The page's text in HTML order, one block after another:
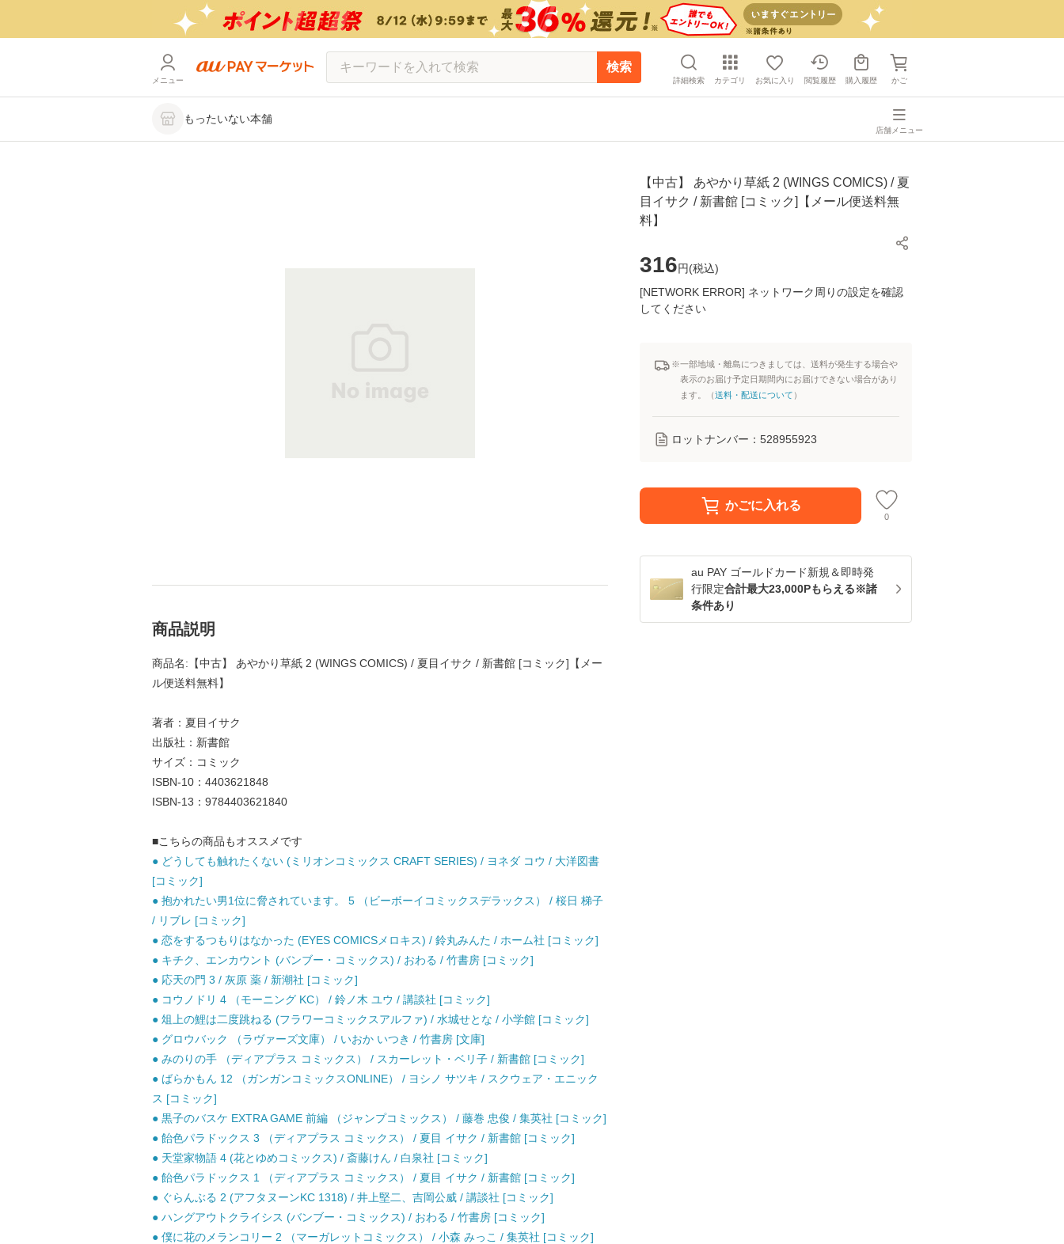
メニュー
検索
詳細検索 カテゴリ お気に入り 閲覧履歴 購入履歴 かご
もったいない本舗
店舗メニュー
【中古】 あやかり草紙 2 (WINGS COMICS) / 夏
目イサク / 新書館 [コミック]【メール便送料無
料】
316円(税込)
[NETWORK ERROR] ネットワーク周りの設定を確認
してください
※一部地域・離島につきましては、送料が発生する場合や
表示のお届け予定日期間内にお届けできない場合があり
ます。（送料・配送について ）
ロットナンバー： 528955923
かごに入れる
0
au PAY ゴールドカード新規＆即時発
行限定合計最大23,000Pもらえる※諸
条件あり
商品説明
商品名:【中古】 あやかり草紙 2 (WINGS COMICS) / 夏目イサク / 新書館 [コミック]【メー
ル便送料無料】
著者：夏目イサク
出版社：新書館
サイズ：コミック
ISBN-10：4403621848
ISBN-13：9784403621840
■こちらの商品もオススメです
● どうしても触れたくない (ミリオンコミックス CRAFT SERIES) / ヨネダ コウ / 大洋図書
[コミック]
● 抱かれたい男1位に脅されています。 5 （ビーボーイコミックスデラックス） / 桜日 梯子
/ リブレ [コミック]
● 恋をするつもりはなかった (EYES COMICSメロキス) / 鈴丸みんた / ホーム社 [コミック]
● キチク、エンカウント (バンブー・コミックス) / おわる / 竹書房 [コミック]
● 応天の門 3 / 灰原 薬 / 新潮社 [コミック]
● コウノドリ 4 （モーニング KC） / 鈴ノ木 ユウ / 講談社 [コミック]
● 俎上の鯉は二度跳ねる (フラワーコミックスアルファ) / 水城せとな / 小学館 [コミック]
● グロウバック （ラヴァーズ文庫） / いおか いつき / 竹書房 [文庫]
● みのりの手 （ディアプラス コミックス） / スカーレット・ベリ子 / 新書館 [コミック]
● ばらかもん 12 （ガンガンコミックスONLINE） / ヨシノ サツキ / スクウェア・エニック
ス [コミック]
● 黒子のバスケ EXTRA GAME 前編 （ジャンプコミックス） / 藤巻 忠俊 / 集英社 [コミック]
● 飴色パラドックス 3 （ディアプラス コミックス） / 夏目 イサク / 新書館 [コミック]
● 天堂家物語 4 (花とゆめコミックス) / 斎藤けん / 白泉社 [コミック]
● 飴色パラドックス 1 （ディアプラス コミックス） / 夏目 イサク / 新書館 [コミック]
● ぐらんぶる 2 (アフタヌーンKC 1318) / 井上堅二、吉岡公威 / 講談社 [コミック]
● ハングアウトクライシス (バンブー・コミックス) / おわる / 竹書房 [コミック]
● 僕に花のメランコリー 2 （マーガレットコミックス） / 小森 みっこ / 集英社 [コミック]